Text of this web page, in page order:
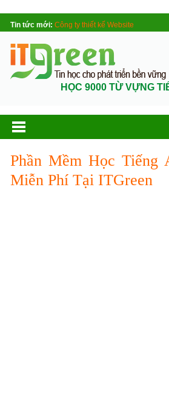
Tin tức mới: Công ty thiết kế Website
HỌC 9000 TỪ VỰNG
Phần Mềm Học Tiếng
Miễn Phí Tại ITGreen